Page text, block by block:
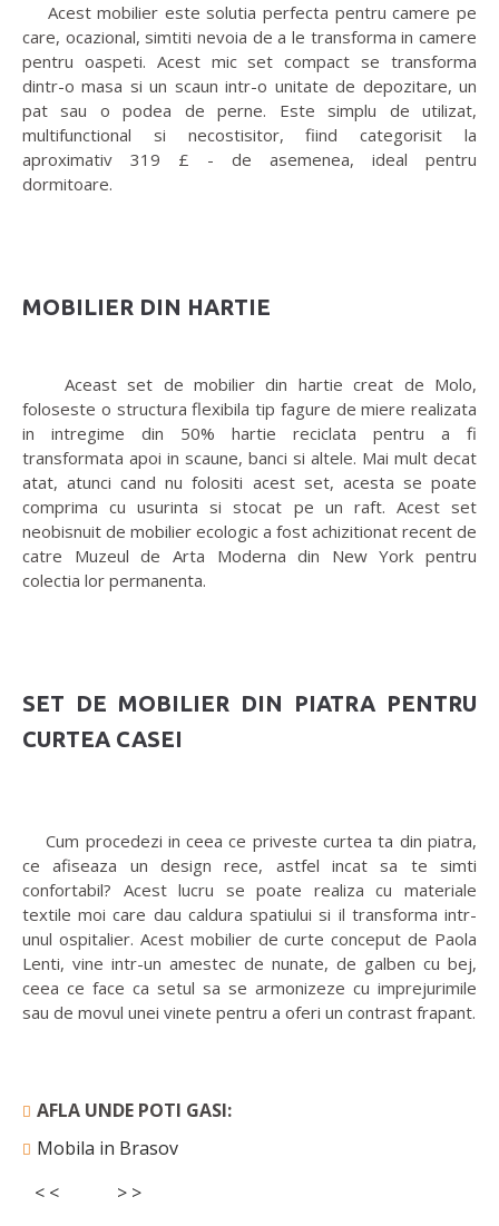
Acest mobilier este solutia perfecta pentru camere pe
care, ocazional, simtiti nevoia de a le transforma in camere
pentru oaspeti. Acest mic set compact se transforma
dintr-o masa si un scaun intr-o unitate de depozitare, un
pat sau o podea de perne. Este simplu de utilizat,
multifunctional si necostisitor, fiind categorisit la
aproximativ 319 £ - de asemenea, ideal pentru
dormitoare.
MOBILIER DIN HARTIE
Aceast set de mobilier din hartie creat de Molo,
foloseste o structura flexibila tip fagure de miere realizata
in intregime din 50% hartie reciclata pentru a fi
transformata apoi in scaune, banci si altele. Mai mult decat
atat, atunci cand nu folositi acest set, acesta se poate
comprima cu usurinta si stocat pe un raft. Acest set
neobisnuit de mobilier ecologic a fost achizitionat recent de
catre Muzeul de Arta Moderna din New York pentru
colectia lor permanenta.
SET DE MOBILIER DIN PIATRA PENTRU
CURTEA CASEI
Cum procedezi in ceea ce priveste curtea ta din piatra,
ce afiseaza un design rece, astfel incat sa te simti
confortabil? Acest lucru se poate realiza cu materiale
textile moi care dau caldura spatiului si il transforma intr-
unul ospitalier. Acest mobilier de curte conceput de Paola
Lenti, vine intr-un amestec de nunate, de galben cu bej,
ceea ce face ca setul sa se armonizeze cu imprejurimile
sau de movul unei vinete pentru a oferi un contrast frapant.
AFLA UNDE POTI GASI:
Mobila in Brasov
< <
> >